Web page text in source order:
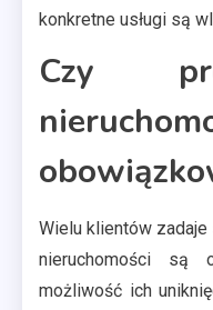
konkretne usługi są
Czy
Wielu klientów
nieruchomości są
możliwość ich